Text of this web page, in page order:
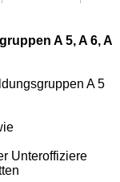
A 5, A 6, A
A 5
Unteroffiziere